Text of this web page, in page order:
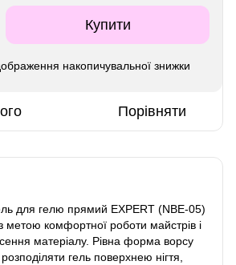
Купити
накопичувальної знижки
Порівняти
для гелю прямий EXPERT (NBE-05)
метою комфортної роботи майстрів і
матеріалу. Рівна форма ворсу
гель поверхнею нігтя,